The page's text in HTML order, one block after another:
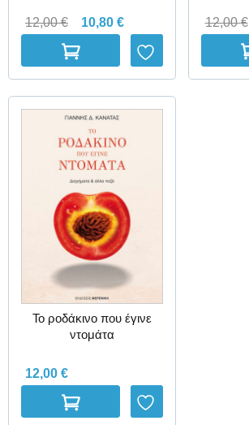
12,00€ 10,80€ 12,00€
Το ροδάκινο που έγινε
ντομάτα
12,00 €